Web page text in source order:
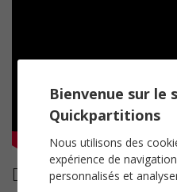
Détails de la partition
Bienvenue sur le
Quickpartitions
Nous utilisons des
expérience de
personnalisés et